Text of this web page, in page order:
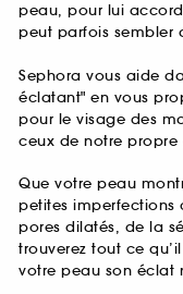
peau, pour lui
peut parfois sembler
Sephora vous aide
éclatant" en vous
pour le visage des
ceux de notre
Que votre peau
petites imperfections
pores dilatés, de la
trouverez tout ce
votre peau son éclat